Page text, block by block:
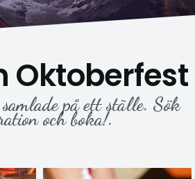
Oktoberfest
på ett ställe. Sök
och boka!.